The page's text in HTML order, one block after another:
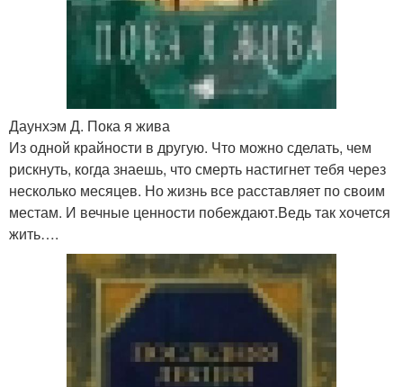
Даунхэм Д. Пока я жива
Из одной крайности в другую. Что можно сделать, чем
рискнуть, когда знаешь, что смерть настигнет тебя через
несколько месяцев. Но жизнь все расставляет по своим
местам. И вечные ценности побеждают.Ведь так хочется
жить….